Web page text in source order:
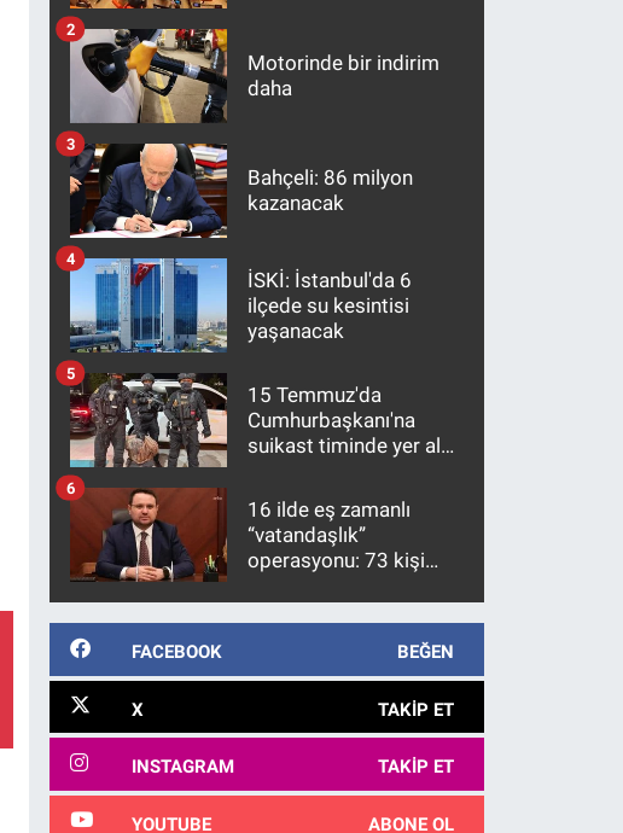
Motorinde bir indirim
daha
2
Bahçeli: 86 milyon
kazanacak
3
İSKİ: İstanbul'da 6
ilçede su kesintisi
yaşanacak
4
15 Temmuz'da
Cumhurbaşkanı'na
suikast timinde yer alan
10 yıl sonra yakalandı
5
16 ilde eş zamanlı
“vatandaşlık”
operasyonu: 73 kişi
6
FACEBOOK BEĞEN
X TAKIP ET
INSTAGRAM TAKIP ET
YOUTUBE ABONE OL